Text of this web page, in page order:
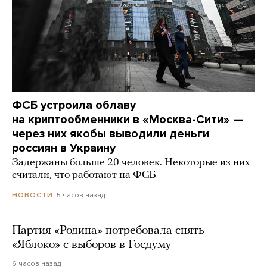
ФСБ устроила облаву
на криптообменники в «Москва-Сити» —
через них якобы выводили деньги
россиян в Украину
Задержаны больше 20 человек. Некоторые из них
считали, что работают на ФСБ
НОВОСТИ 5 часов назад
Партия «Родина» потребовала снять
«Яблоко» с выборов в Госдуму
6 часов назад